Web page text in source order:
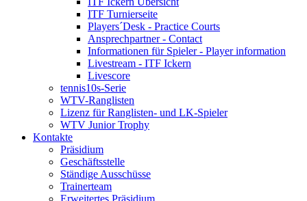
ITF Turnierseite
Players´Desk - Practice Courts
Ansprechpartner - Contact
Informationen für Spieler - Player information
Livestream - ITF Ickern
Livescore
tennis10s-Serie
WTV-Ranglisten
Lizenz für Ranglisten- und LK-Spieler
WTV Junior Trophy
Kontakte
Präsidium
Geschäftsstelle
Ständige Ausschüsse
Trainerteam
Erweitertes Präsidium